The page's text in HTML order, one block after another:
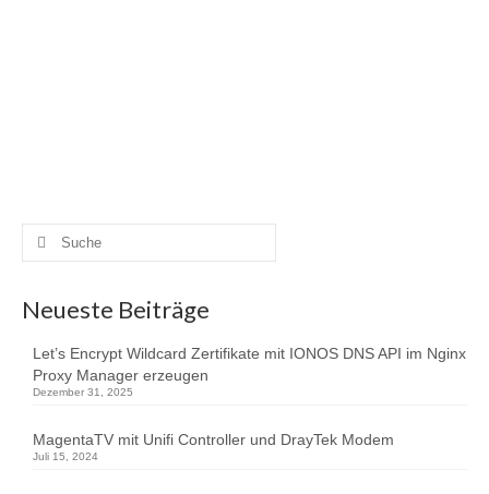
Suche
Neueste Beiträge
Let’s Encrypt Wildcard Zertifikate mit IONOS DNS API im Nginx
Proxy Manager erzeugen
Dezember 31, 2025
MagentaTV mit Unifi Controller und DrayTek Modem
Juli 15, 2024